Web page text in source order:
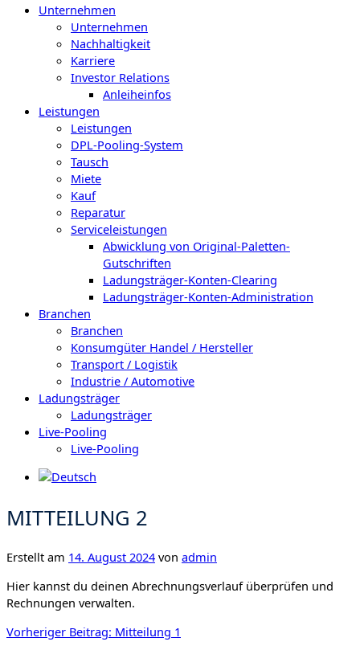
Unternehmen
Unternehmen
Nachhaltigkeit
Karriere
Investor Relations
Anleiheinfos
Leistungen
Leistungen
DPL-Pooling-System
Tausch
Miete
Kauf
Reparatur
Serviceleistungen
Abwicklung von Original-Paletten-
Gutschriften
Ladungsträger-Konten-Clearing
Ladungsträger-Konten-Administration
Branchen
Branchen
Konsumgüter Handel / Hersteller
Transport / Logistik
Industrie / Automotive
Ladungsträger
Ladungsträger
Live-Pooling
Live-Pooling
MITTEILUNG 2
Erstellt am 14. August 2024 von admin
Hier kannst du deinen Abrechnungsverlauf überprüfen und
Rechnungen verwalten.
Beitragsnavigation
Vorheriger Beitrag: Mitteilung 1